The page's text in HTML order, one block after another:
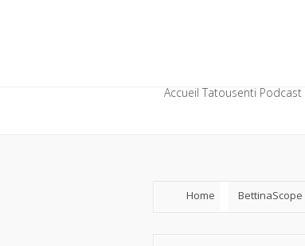
Accueil Tatousenti Podcast
Home BettinaScope